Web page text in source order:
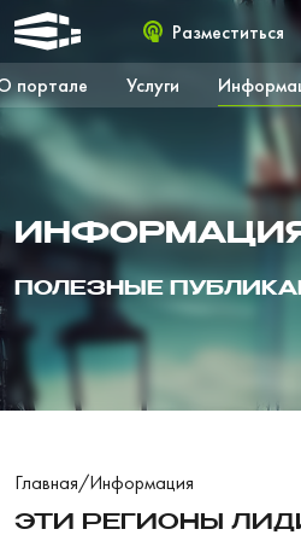
портале Услуги
Разместиться
ПОЛЕЗНЫЕ
Главная/Информация
ЭТИ РЕГИОНЫ